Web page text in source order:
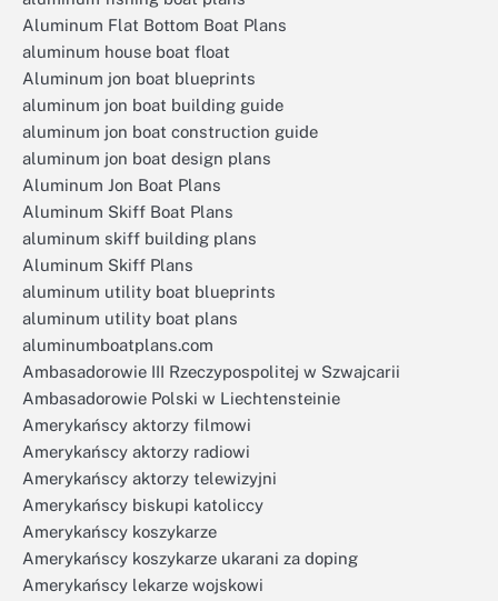
Aluminum Flat Bottom Boat Plans
aluminum house boat float
Aluminum jon boat blueprints
aluminum jon boat building guide
aluminum jon boat construction guide
aluminum jon boat design plans
Aluminum Jon Boat Plans
Aluminum Skiff Boat Plans
aluminum skiff building plans
Aluminum Skiff Plans
aluminum utility boat blueprints
aluminum utility boat plans
aluminumboatplans.com
Ambasadorowie III Rzeczypospolitej w Szwajcarii
Ambasadorowie Polski w Liechtensteinie
Amerykańscy aktorzy filmowi
Amerykańscy aktorzy radiowi
Amerykańscy aktorzy telewizyjni
Amerykańscy biskupi katoliccy
Amerykańscy koszykarze
Amerykańscy koszykarze ukarani za doping
Amerykańscy lekarze wojskowi